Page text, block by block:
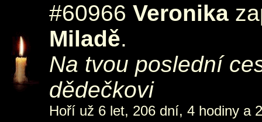
#60966 Veronika
Miladě.
Na tvou poslední
dědečkovi
Hoří už 6 let, 206 dní, 4 hodiny a